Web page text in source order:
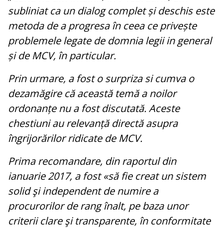
subliniat ca un dialog complet și deschis este
metoda de a progresa în ceea ce privește
problemele legate de domnia legii in general
și de MCV, în particular.
Prin urmare, a fost o surpriza si cumva o
dezamăgire că această temă a noilor
ordonanțe nu a fost discutată. Aceste
chestiuni au relevanță directă asupra
îngrijorărilor ridicate de MCV.
Prima recomandare, din raportul din
ianuarie 2017, a fost «să fie creat un sistem
solid şi independent de numire a
procurorilor de rang înalt, pe baza unor
criterii clare şi transparente, în conformitate